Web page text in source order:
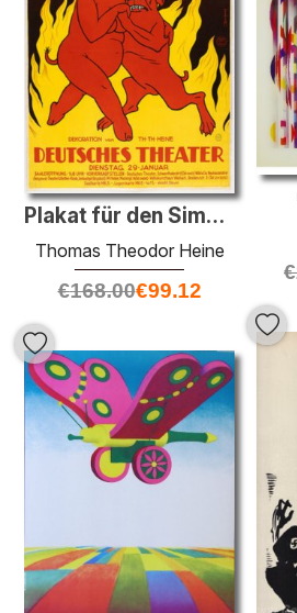
Plakat für den Simplicissimus Festival Hell (Hölle)
Thomas Theodor Heine
€168.00€99.12
€